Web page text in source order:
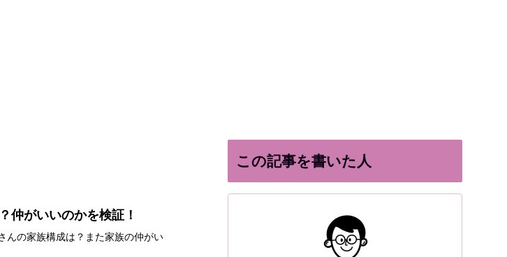
仲がいいのかを検証！
んの家族構成は？また家族の仲がい
この記事を書いた人